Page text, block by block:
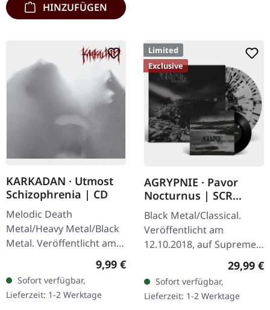
HINZUFÜGEN
KARKADAN · Utmost
Schizophrenia | CD
Melodic Death
Metal/Heavy Metal/Black
Metal. Veröffentlicht am
08.03.2004, auf Supreme
Chaos Records. CD im
Jewelcase mit 16-seitigem
Booklet.…
Regulärer Preis:
9,99 €
Sofort verfügbar,
Lieferzeit: 1-2 Werktage
Limited
Exclusive
AGRYPNIE · Pavor
Nocturnus | SCR
GREY/BLACK SPLATTER
2LP+7" BUNDLE
Black Metal/Classical.
Veröffentlicht am
12.10.2018, auf Supreme
Chaos Records. Schweres
180g Doppel-Vinyl im
Gatefold-Cover mit der
extra 7" Single…
29,99 €
Sofort verfügbar,
Lieferzeit: 1-2 Werktage